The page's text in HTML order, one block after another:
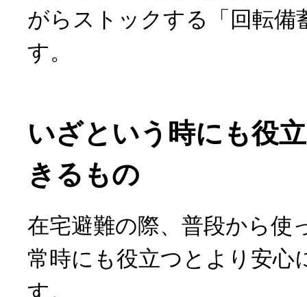
がらストックする「回転備
す。
いざという時にも役
きるもの
在宅避難の際、普段から使
常時にも役立つとより安心
す。